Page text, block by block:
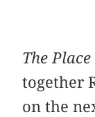
The
together
on the